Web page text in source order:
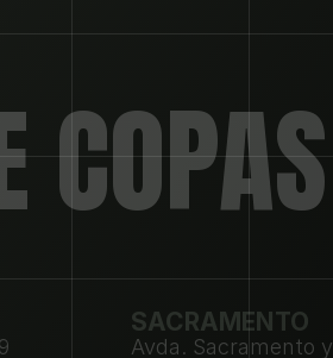
COPAS
SACRAMENTO
Avda. Sacramento y